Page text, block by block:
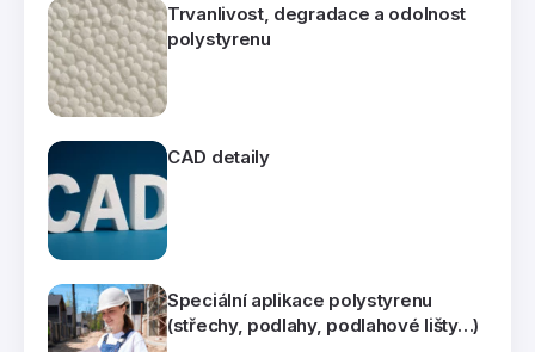
Trvanlivost, degradace a odolnost
polystyrenu
CAD detaily
Speciální aplikace polystyrenu
(střechy, podlahy, podlahové lišty…)